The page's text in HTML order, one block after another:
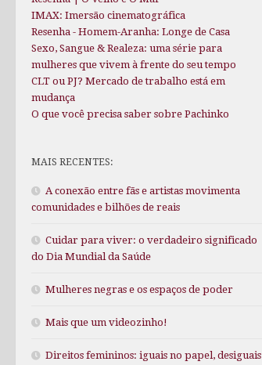
IMAX: Imersão cinematográfica
Resenha - Homem-Aranha: Longe de Casa
Sexo, Sangue & Realeza: uma série para
mulheres que vivem à frente do seu tempo
CLT ou PJ? Mercado de trabalho está em
mudança
O que você precisa saber sobre Pachinko
MAIS RECENTES:
A conexão entre fãs e artistas movimenta
comunidades e bilhões de reais
Cuidar para viver: o verdadeiro significado
do Dia Mundial da Saúde
Mulheres negras e os espaços de poder
Mais que um videozinho!
Direitos femininos: iguais no papel, desiguais